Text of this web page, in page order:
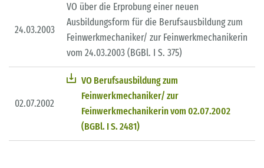
24.03.2003
VO über die Erprobung einer neuen
Ausbildungsform für die Berufsausbildung zum
Feinwerkmechaniker/ zur Feinwerkmechanikerin
vom 24.03.2003 (BGBl. I S. 375)
02.07.2002
VO Berufsausbildung zum
Feinwerkmechaniker/ zur
Feinwerkmechanikerin vom 02.07.2002
(BGBl. I S. 2481)